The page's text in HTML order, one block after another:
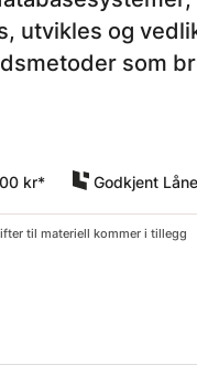
utvikles og
som
kr* Godkjent
til materiell kommer i tillegg